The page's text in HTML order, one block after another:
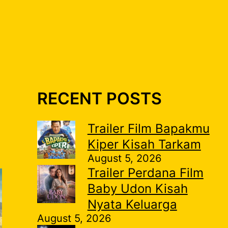
RECENT POSTS
Trailer Film Bapakmu
Kiper Kisah Tarkam
August 5, 2026
Trailer Perdana Film
Baby Udon Kisah
Nyata Keluarga
August 5, 2026